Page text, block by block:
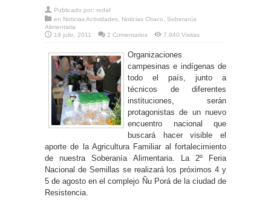
Publicado por: redaf
en Noticias Actividades Noticias Chaco
Soberanía
Alimentaria
19 julio, 2011
2 Comentarios 7,940 Visitas
Organizaciones
campesinas e indígenas de
todo el país, junto a
técnicos de diferentes
instituciones, serán
protagonistas de un nuevo
encuentro nacional que
buscará hacer visible el
aporte de la Agricultura Familiar al fortalecimiento
de nuestra Soberanía Alimentaria. La 2º Feria
Nacional de Semillas se realizará los próximos 4 y
5 de agosto en el complejo Ñu Porá de la ciudad de
Resistencia.